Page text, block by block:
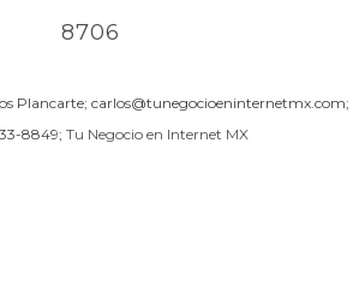
8706
Plancarte; carlos@tunegocioeninternetmx.com;
8849; Tu Negocio en Internet MX